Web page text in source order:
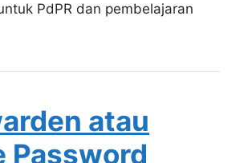
PdPR dan pembelajaran
atau
Password